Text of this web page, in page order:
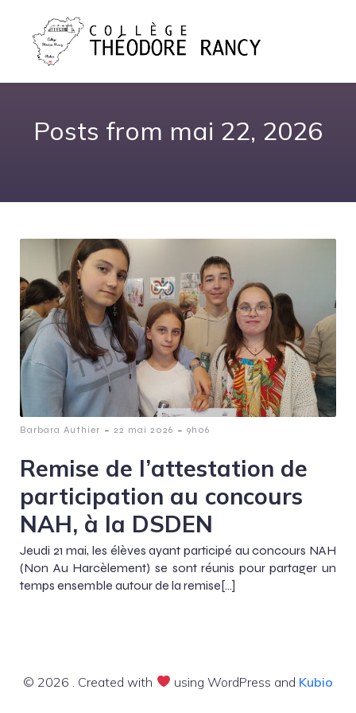
Posts from mai 22, 2026
Barbara Authier - 22 mai 2026 - 9h06
Remise de l’attestation de
participation au concours
NAH, à la DSDEN
Jeudi 21 mai, les élèves ayant participé au concours NAH
(Non Au Harcèlement) se sont réunis pour partager un
temps ensemble autour de la remise[…]
© 2026 . Created with using WordPress and Kubio